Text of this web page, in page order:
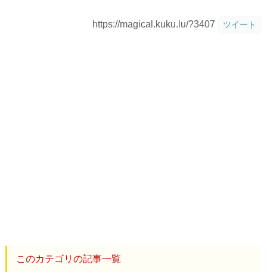
https://magical.kuku.lu/?3407 ツイート
このカテゴリの記事一覧